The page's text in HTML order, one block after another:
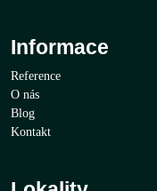
Informace
Reference
O nás
Blog
Kontakt